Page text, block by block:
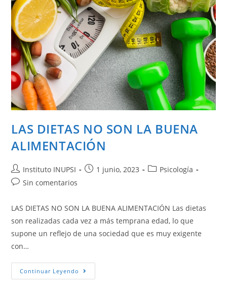
LAS DIETAS NO SON LA BUENA
ALIMENTACIÓN
Instituto INUPSI 1 junio, 2023
Psicología
Sin comentarios
LAS DIETAS NO SON LA BUENA ALIMENTACIÓN Las dietas
son realizadas cada vez a más temprana edad, lo que
supone un reflejo de una sociedad que es muy exigente
con…
Continuar Leyendo